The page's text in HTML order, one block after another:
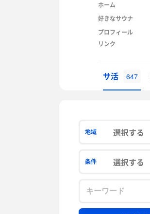
ホーム
好きなサウナ
プロフィール
リンク
サ活 647
地域 選択する
条件 選択する